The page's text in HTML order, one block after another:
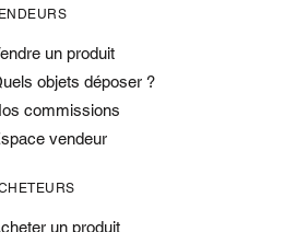
un produit
objets déposer ?
commissions
vendeur
un produit